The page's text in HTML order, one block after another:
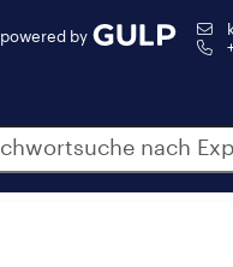
powered by